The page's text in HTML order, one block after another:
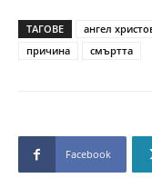
ТАГОВЕ ангел
причина
смъртта
Facebook